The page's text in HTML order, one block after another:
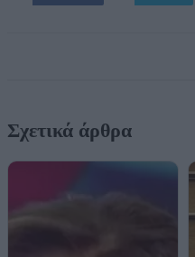
Σχετικά άρθρα